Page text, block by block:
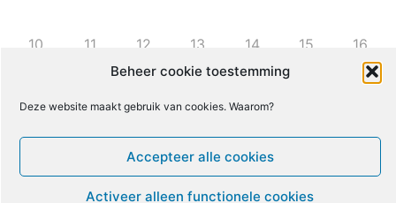
Beheer cookie toestemming
Deze website maakt gebruik van cookies. Waarom?
Accepteer alle cookies
Activeer alleen functionele cookies
10 11 12 13 14 15 16
19 20
26 27 28